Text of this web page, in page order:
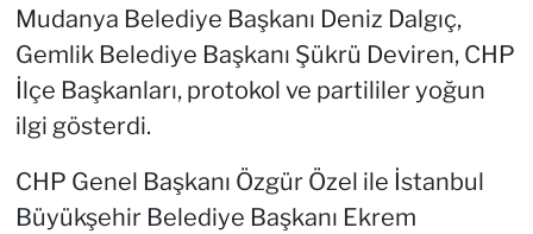
Mudanya Belediye Başkanı Deniz Dalgıç,
Gemlik Belediye Başkanı Şükrü Deviren, CHP
İlçe Başkanları, protokol ve partililer yoğun
ilgi gösterdi.
CHP Genel Başkanı Özgür Özel ile İstanbul
Büyükşehir Belediye Başkanı Ekrem